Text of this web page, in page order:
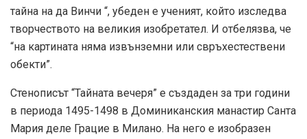
тайна на да Винчи “, убеден е ученият, който изследва
творчеството на великия изобретател. И отбелязва, че
“на картината няма извънземни или свръхестествени
обекти”.
Стенописът “Тайната вечеря” е създаден за три години
в периода 1495-1498 в Доминиканския манастир Санта
Мария деле Грацие в Милано. На него е изобразен